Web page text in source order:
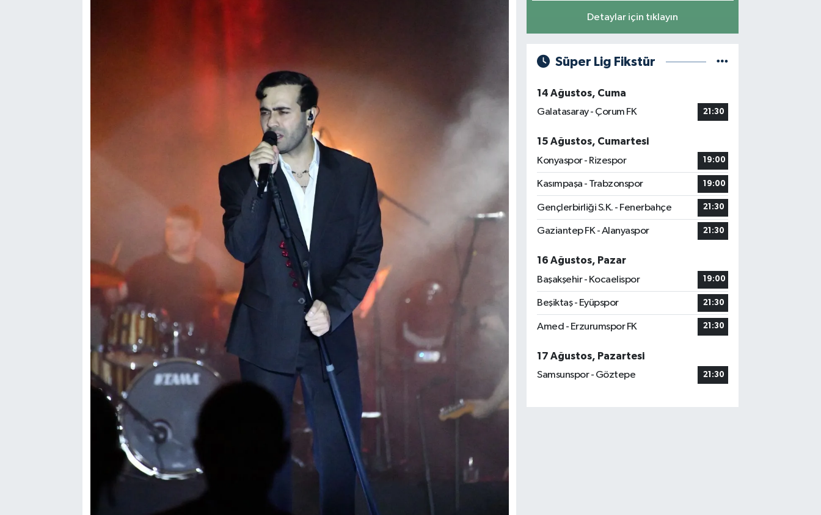
Detaylar için tıklayın
Süper Lig Fikstür
14 Ağustos, Cuma
Galatasaray - Çorum FK
21:30
15 Ağustos, Cumartesi
Konyaspor - Rizespor
19:00
Kasımpaşa - Trabzonspor 19:00
Gençlerbirliği S.K. - Fenerbahçe 21:30
Gaziantep FK - Alanyaspor 21:30
16 Ağustos, Pazar
Başakşehir - Kocaelispor
19:00
Beşiktaş - Eyüpspor 21:30
Amed - Erzurumspor FK 21:30
17 Ağustos, Pazartesi
Samsunspor - Göztepe
21:30